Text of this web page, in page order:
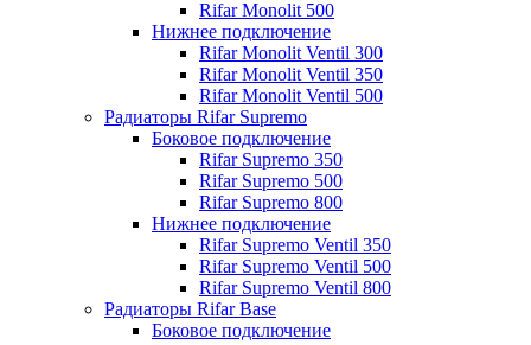
Rifar Monolit 500
Нижнее подключение
Rifar Monolit Ventil 300
Rifar Monolit Ventil 350
Rifar Monolit Ventil 500
Радиаторы Rifar Supremo
Боковое подключение
Rifar Supremo 350
Rifar Supremo 500
Rifar Supremo 800
Нижнее подключение
Rifar Supremo Ventil 350
Rifar Supremo Ventil 500
Rifar Supremo Ventil 800
Радиаторы Rifar Base
Боковое подключение